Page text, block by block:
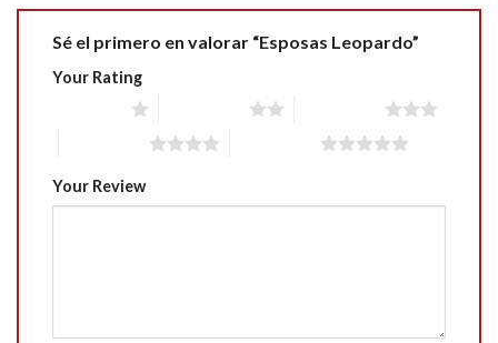
Sé el primero en valorar “Esposas Leopardo”
Your Rating
Your Review